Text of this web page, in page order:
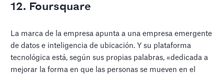
12. Foursquare
La marca de la empresa apunta a una empresa emergente
de datos e inteligencia de ubicación. Y su plataforma
tecnológica está, según sus propias palabras, «dedicada a
mejorar la forma en que las personas se mueven en el